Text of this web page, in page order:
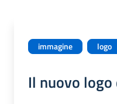
immagine logo
Il nuovo logo